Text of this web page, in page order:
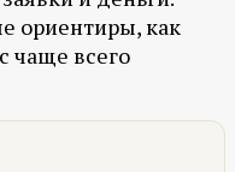
ориентиры, как
чаще всего